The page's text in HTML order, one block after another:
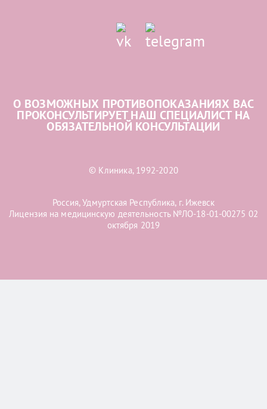
О ВОЗМОЖНЫХ ПРОТИВОПОКАЗАНИЯХ ВАС
ПРОКОНСУЛЬТИРУЕТ НАШ СПЕЦИАЛИСТ НА
ОБЯЗАТЕЛЬНОЙ КОНСУЛЬТАЦИИ
© Клиника, 1992-2020
Россия, Удмуртская Республика, г. Ижевск
Лицензия на медицинскую деятельность №ЛО-18-01-00275 02
октября 2019